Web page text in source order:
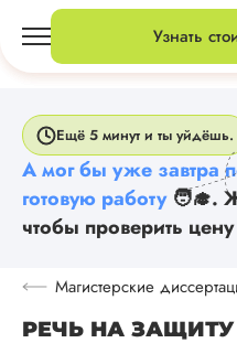
Узнать
Ещё 5 минут и ты уйдёшь.
А мог бы уже завтра
готовую работу🧑‍🎓.
чтобы проверить цену
Магистерские
РЕЧЬ НА